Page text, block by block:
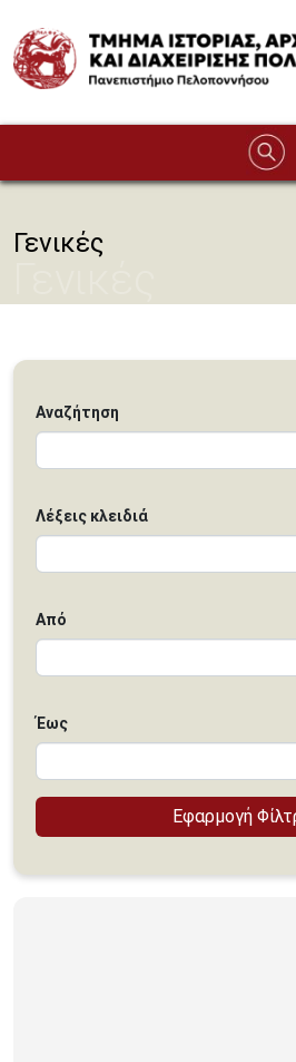
Image
Γενικές
Αναζήτηση
Λέξεις κλειδιά
Από
Έως